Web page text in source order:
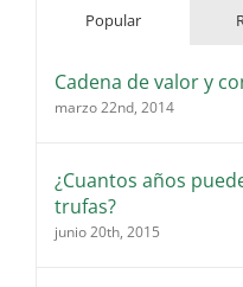
Popular
Cadena de valor y
marzo 22nd, 2014
¿Cuantos años
trufas?
junio 20th, 2015